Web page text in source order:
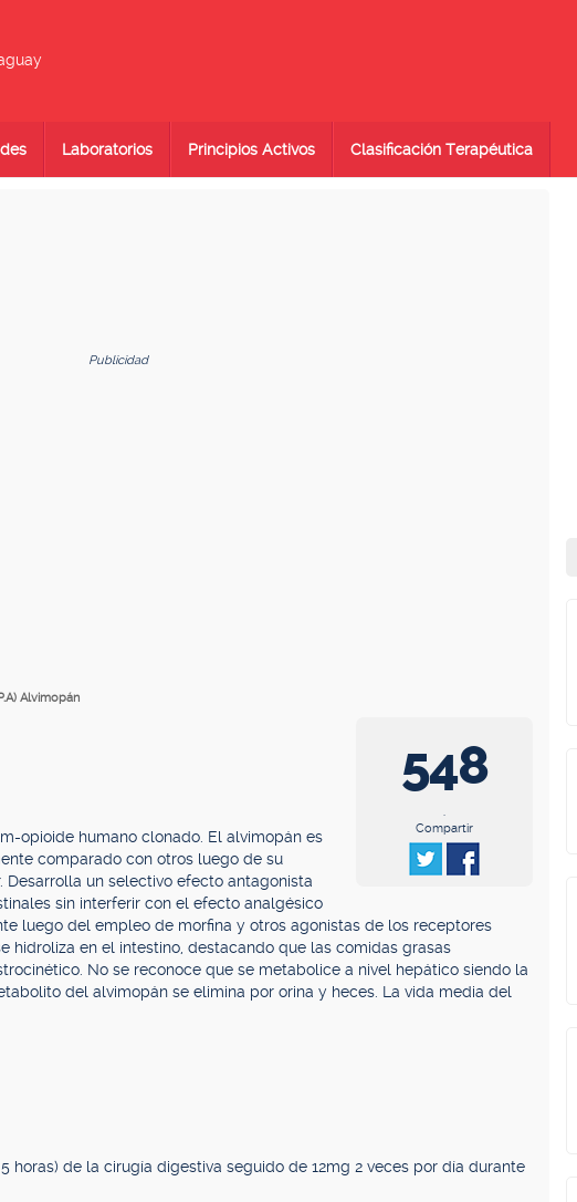
Laboratorios Principios Activos Clasificación Terapéutica
Publicidad
Alvimopán
548
.
Compartir
opioide humano clonado. El alvimopán es
comparado con otros luego de su
un selectivo efecto antagonista
sin interferir con el efecto analgésico
luego del empleo de morfina y otros agonistas de los receptores
hidroliza en el intestino, destacando que las comidas grasas
No se reconoce que se metabolice a nivel hepático siendo la
del alvimopán se elimina por orina y heces. La vida media del
horas) de la cirugía digestiva seguido de 12mg 2 veces por día durante